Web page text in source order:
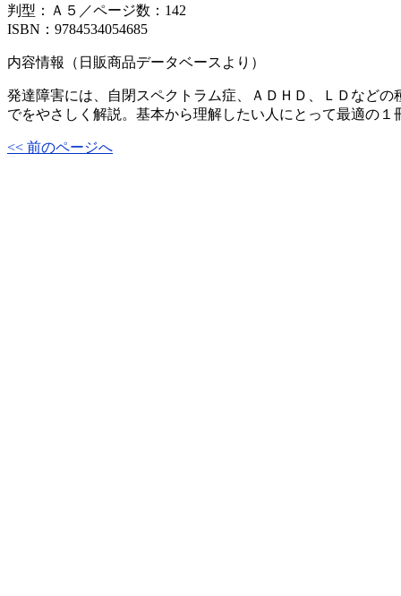
判型：Ａ５／ページ数：142
ISBN：9784534054685
内容情報（日販商品データベースより）
発達障害には、自閉スペクトラム症、ＡＤＨＤ、ＬＤなど
でをやさしく解説。基本から理解したい人にとって最適の１
<< 前のページへ